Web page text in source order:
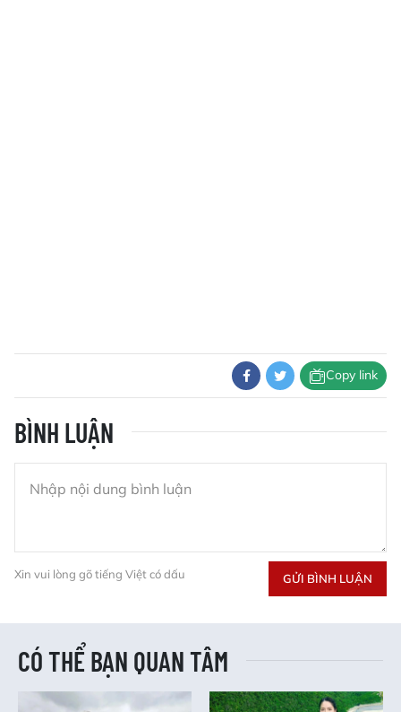
Copy link
BÌNH LUẬN
Xin vui lòng gõ tiếng Việt có dấu GỬI BÌNH LUẬN
CÓ THỂ BẠN QUAN TÂM